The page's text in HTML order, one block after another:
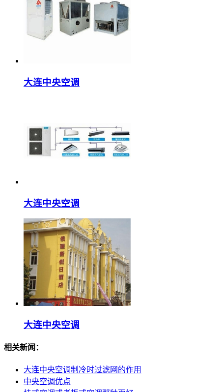
大连中央空调
大连中央空调
大连中央空调
相关新闻：
大连中央空调制冷时过滤网的作用
中央空调优点